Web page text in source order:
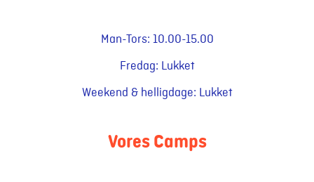
Man-Tors: 10.00-15.00
Fredag: Lukket
Weekend & helligdage: Lukket
Vores Camps